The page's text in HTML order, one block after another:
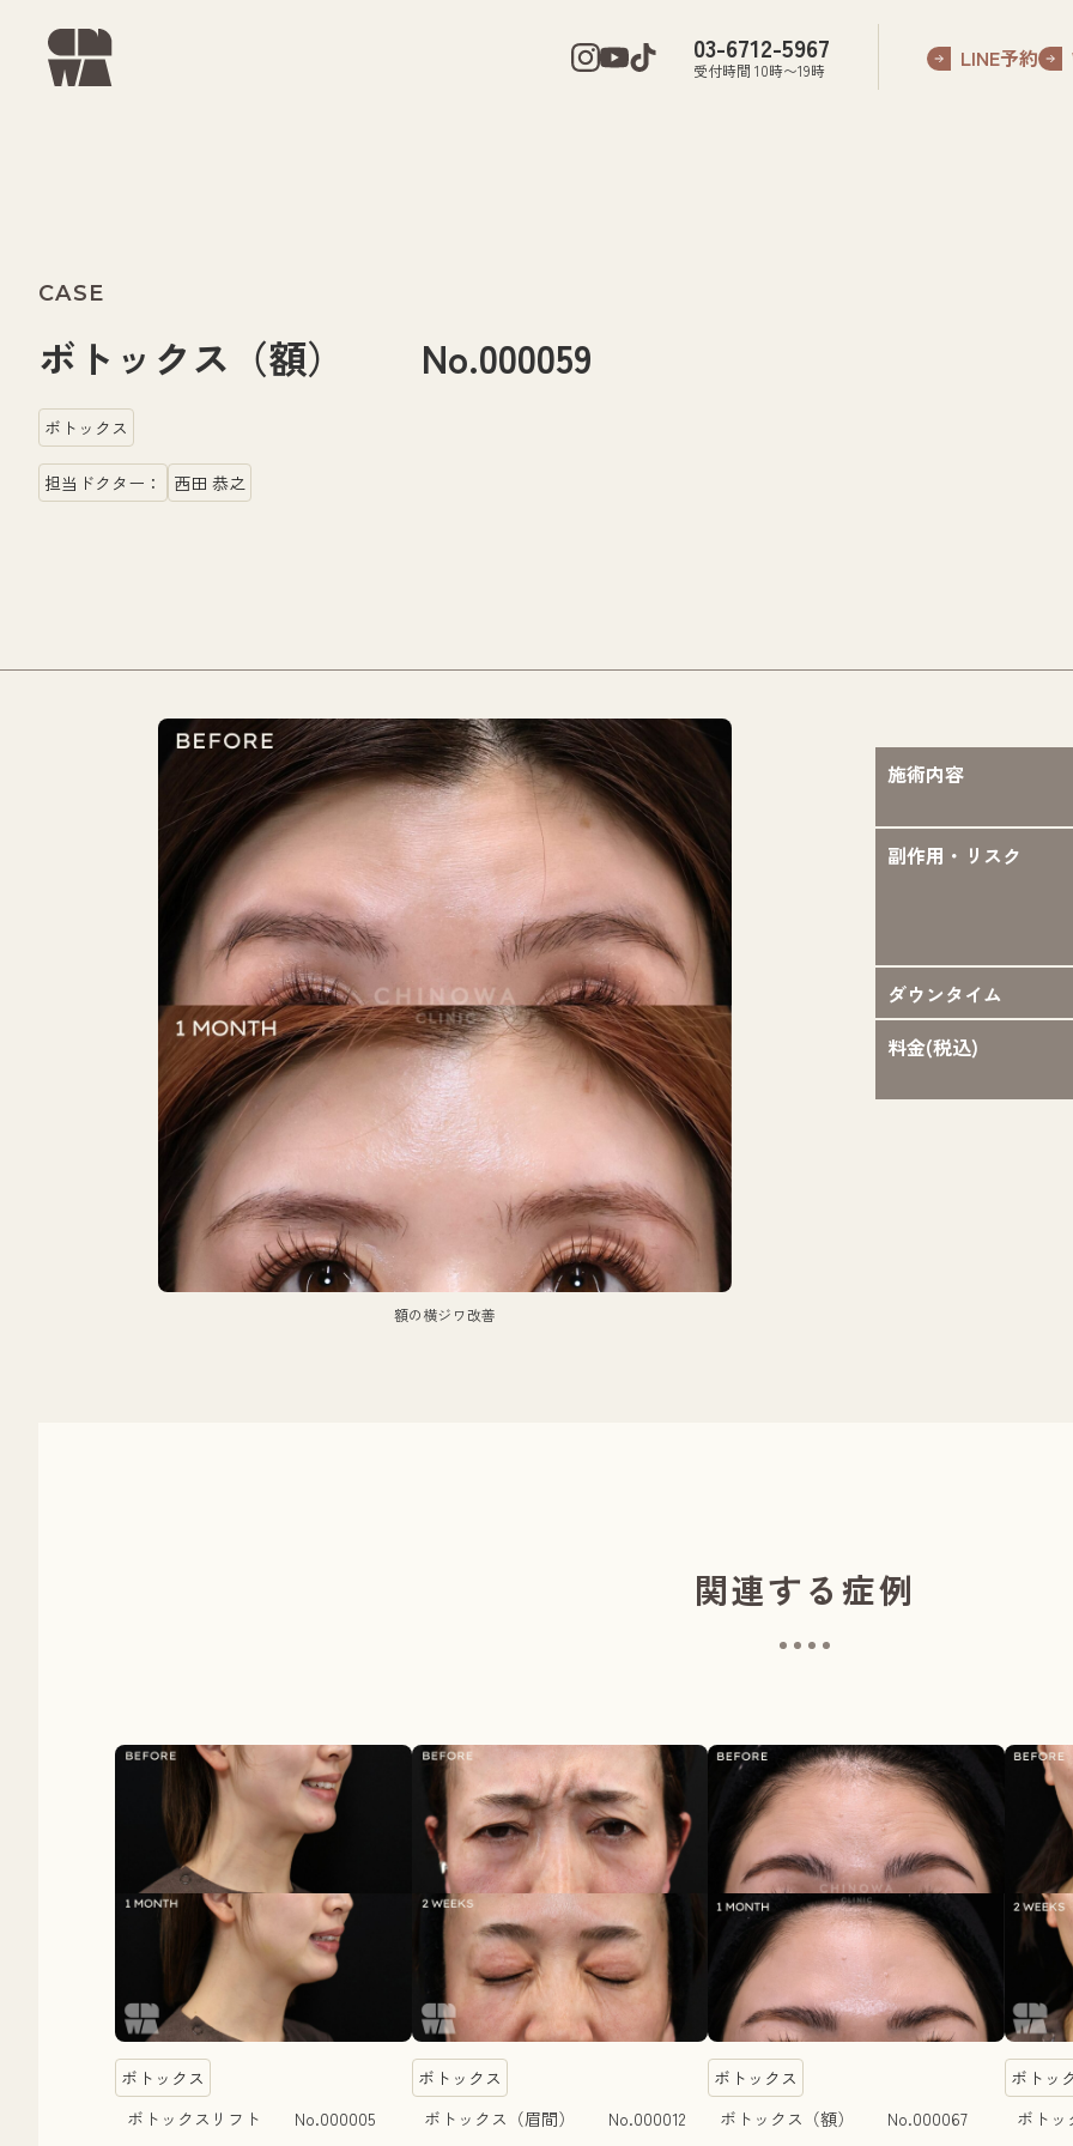
03-6712-5967
受付時間 10時〜19時 LINE予約
CASE
ボトックス（額） No.000059
ボトックス
担当ドクター： 西田 恭之
額の横ジワ改善
施術内容
副作用・リスク
ダウンタイム
料金(税込)
関連する症例
ボトックス
ボトックスリフト No.000005
ボトックス
ボトックス（眉間） No.000012
ボトックス
ボトックス（額） No.000067
ボトッ
ボト